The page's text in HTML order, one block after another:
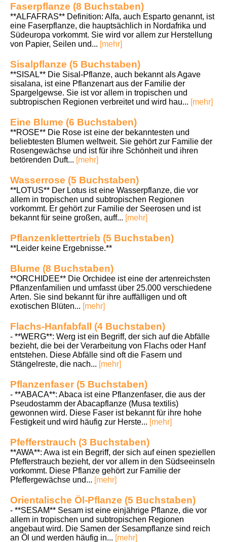
Faserpflanze (8 Buchstaben)
**ALFAFRAS** Definition: Alfa, auch Esparto genannt, ist
eine Faserpflanze, die hauptsächlich in Nordafrika und
Südeuropa vorkommt. Sie wird vor allem zur Herstellung
von Papier, Seilen und... [mehr]
Sisalpflanze (5 Buchstaben)
**SISAL** Die Sisal-Pflanze, auch bekannt als Agave
sisalana, ist eine Pflanzenart aus der Familie der
Spargelgewse. Sie ist vor allem in tropischen und
subtropischen Regionen verbreitet und wird hau... [mehr]
Eine Blume (6 Buchstaben)
**ROSE** Die Rose ist eine der bekanntesten und
beliebtesten Blumen weltweit. Sie gehört zur Familie der
Rosengewächse und ist für ihre Schönheit und ihren
betörenden Duft... [mehr]
Wasserrose (5 Buchstaben)
**LOTUS** Der Lotus ist eine Wasserpflanze, die vor
allem in tropischen und subtropischen Regionen
vorkommt. Er gehört zur Familie der Seerosen und ist
bekannt für seine großen, auff... [mehr]
Pflanzenklettertrieb (5 Buchstaben)
**Leider keine Ergebnisse.**
Blume (8 Buchstaben)
**ORCHIDEE** Die Orchidee ist eine der artenreichsten
Pflanzenfamilien und umfasst über 25.000 verschiedene
Arten. Sie sind bekannt für ihre auffälligen und oft
exotischen Blüten... [mehr]
Flachs-Hanfabfall (4 Buchstaben)
- **WERG**: Werg ist ein Begriff, der sich auf die Abfälle
bezieht, die bei der Verarbeitung von Flachs oder Hanf
entstehen. Diese Abfälle sind oft die Fasern und
Stängelreste, die nach... [mehr]
Pflanzenfaser (5 Buchstaben)
- **ABACA**: Abaca ist eine Pflanzenfaser, die aus der
Pseudostamm der Abacapflanze (Musa textilis)
gewonnen wird. Diese Faser ist bekannt für ihre hohe
Festigkeit und wird häufig zur Herste... [mehr]
Pfefferstrauch (3 Buchstaben)
**AWA**: Awa ist ein Begriff, der sich auf einen speziellen
Pfefferstrauch bezieht, der vor allem in den Südseeinseln
vorkommt. Diese Pflanze gehört zur Familie der
Pfeffergewächse und... [mehr]
Orientalische Öl-Pflanze (5 Buchstaben)
- **SESAM** Sesam ist eine einjährige Pflanze, die vor
allem in tropischen und subtropischen Regionen
angebaut wird. Die Samen der Sesampflanze sind reich
an Öl und werden häufig in... [mehr]